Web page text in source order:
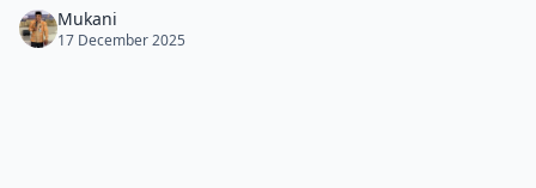
Mukani
17 December 2025